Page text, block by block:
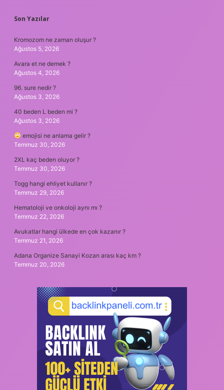
SIDEBAR
Son Yazılar
Kromozom ne zaman oluşur ?
Ağustos 5, 2026
Avara et ne demek ?
Ağustos 4, 2026
96. sure nedir ?
Ağustos 3, 2026
40 beden L beden mi ?
Ağustos 3, 2026
emojisi ne anlama gelir ?
Temmuz 30, 2026
2XL kaç beden oluyor ?
Temmuz 30, 2026
Togg hangi ehliyet kullanır ?
Temmuz 29, 2026
Hematoloji ve onkoloji aynı mı ?
Temmuz 22, 2026
Avukatlar hangi ülkede en çok kazanır ?
Temmuz 21, 2026
Adana Organize Sanayi Kozan arası kaç km ?
Temmuz 20, 2026